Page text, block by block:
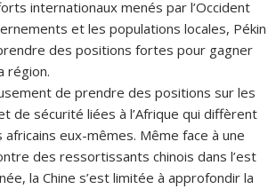
internationaux menés par l’Occident
et les populations locales, Pékin
des positions fortes pour gagner
région.
de prendre des positions sur les
de sécurité liées à l’Afrique qui diffèrent
eux-mêmes. Même face à une
des ressortissants chinois dans l’est
la Chine s’est limitée à approfondir la